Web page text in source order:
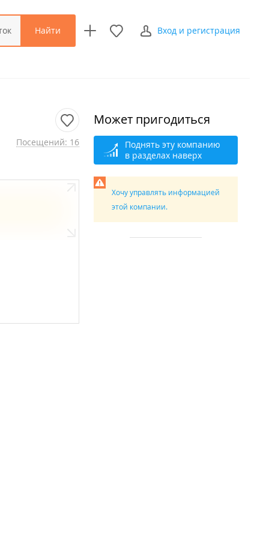
Найти Вход и регистрация
Посещений: 16
Может пригодиться
Поднять эту компанию
в разделах наверх
Хочу управлять информацией
этой компании.